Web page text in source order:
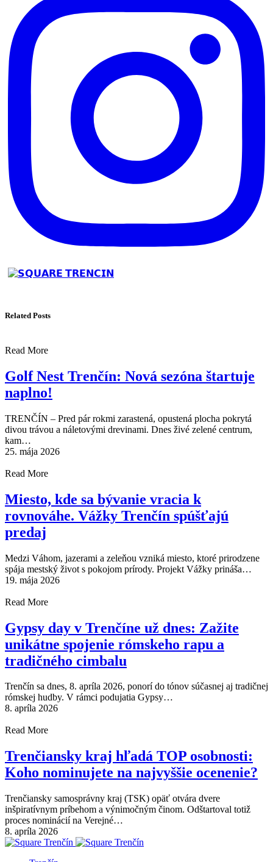
Related Posts
Read More
Golf Nest Trenčín: Nová sezóna štartuje
naplno!
TRENČÍN – Pred pár rokmi zarastená, opustená plocha pokrytá
divou trávou a náletovými drevinami. Dnes živé zelené centrum,
kam…
25. mája 2026
Read More
Miesto, kde sa bývanie vracia k
rovnováhe. Vážky Trenčín spúšťajú
predaj
Medzi Váhom, jazerami a zeleňou vzniká miesto, ktoré prirodzene
spája mestský život s pokojom prírody. Projekt Vážky prináša…
19. mája 2026
Read More
Gypsy day v Trenčíne už dnes: Zažite
unikátne spojenie rómskeho rapu a
tradičného cimbalu
Trenčín sa dnes, 8. apríla 2026, ponorí do tónov súčasnej aj tradičnej
rómskej hudby. V rámci podujatia Gypsy…
8. apríla 2026
Read More
Trenčiansky kraj hľadá TOP osobnosti:
Koho nominujete na najvyššie ocenenie?
Trenčiansky samosprávny kraj (TSK) opäť otvára dvere
inšpiratívnym príbehom a výnimočným činom. Odštartoval totiž
proces nominácií na Verejné…
8. apríla 2026